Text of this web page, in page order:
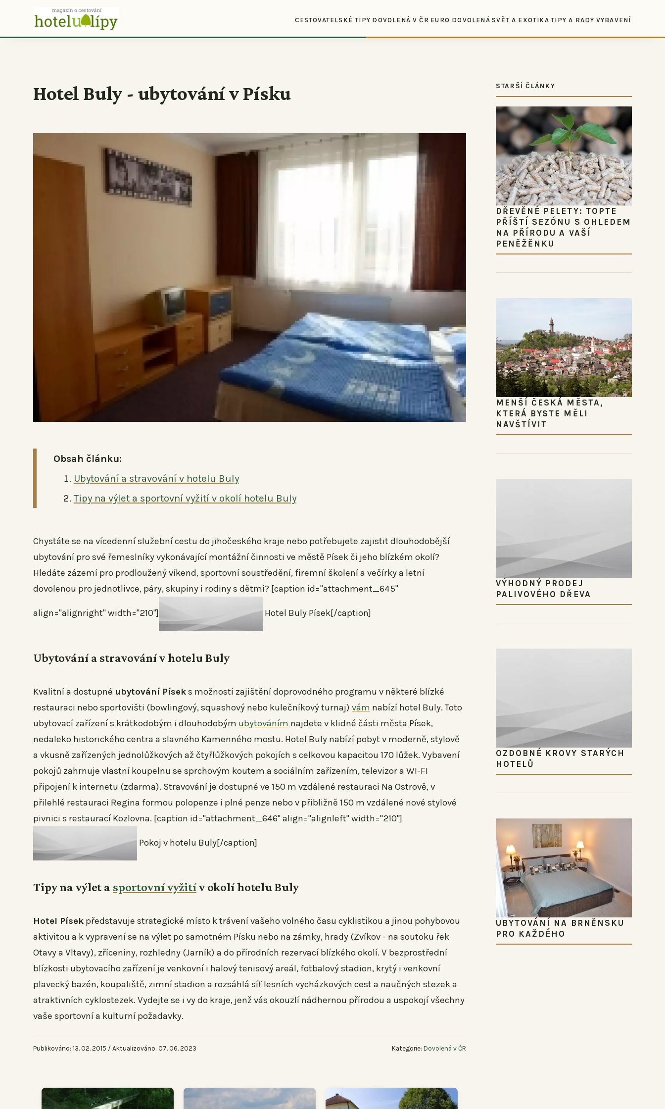
CESTOVATELSKÉ TIPY DOVOLENÁ V ČR EURO DOVOLENÁ SVĚT A EXOTIKA TIPY A RADY VYBAVENÍ
Hotel Buly - ubytování v Písku
Obsah článku:
Ubytování a stravování v hotelu Buly
Tipy na výlet a sportovní vyžití v okolí hotelu Buly
Chystáte se na vícedenní služební cestu do jihočeského kraje nebo potřebujete zajistit dlouhodobější
ubytování pro své řemeslníky vykonávající montážní činnosti ve městě Písek či jeho blízkém okolí?
Hledáte zázemí pro prodloužený víkend, sportovní soustředění, firemní školení a večírky a letní
dovolenou pro jednotlivce, páry, skupiny i rodiny s dětmi? [caption id="attachment_645"
align="alignright" width="210"] Hotel Buly Písek[/caption]
Ubytování a stravování v hotelu Buly
Kvalitní a dostupné ubytování Píseks možností zajištění doprovodného programu v některé blízké
restauraci nebo sportovišti (bowlingový, squashový nebo kulečníkový turnaj) vám nabízí hotel Buly. Toto
ubytovací zařízení s krátkodobým i dlouhodobým ubytováním najdete v klidné části města Písek,
nedaleko historického centra a slavného Kamenného mostu. Hotel Buly nabízí pobyt v moderně, stylově
a vkusně zařízených jednolůžkových až čtyřlůžkových pokojích s celkovou kapacitou 170 lůžek. Vybavení
pokojů zahrnuje vlastní koupelnu se sprchovým koutem a sociálním zařízením, televizor a WI-FI
připojení k internetu (zdarma). Stravování je dostupné ve 150 m vzdálené restauraci Na Ostrově, v
přilehlé restauraci Regina formou polopenze i plné penze nebo v přibližně 150 m vzdálené nové stylové
pivnici s restaurací Kozlovna. [caption id="attachment_646" align="alignleft" width="210"]
Pokoj v hotelu Buly[/caption]
Tipy na výlet a sportovní vyžitív okolí hotelu Buly
Hotel Písek představuje strategické místo k trávení vašeho volného času cyklistikou a jinou pohybovou
aktivitou a k vypravení se na výlet po samotném Písku nebo na zámky, hrady (Zvíkov - na soutoku řek
Otavy a Vltavy), zříceniny, rozhledny (Jarník) a do přírodních rezervací blízkého okolí. V bezprostřední
blízkosti ubytovacího zařízení je venkovní i halový tenisový areál, fotbalový stadion, krytý i venkovní
plavecký bazén, koupaliště, zimní stadion a rozsáhlá síť lesních vycházkových cest a naučných stezek a
atraktivních cyklostezek. Vydejte se i vy do kraje, jenž vás okouzlí nádhernou přírodou a uspokojí všechny
vaše sportovní a kulturní požadavky.
Publikováno: 13. 02. 2015 / Aktualizováno: 07. 06. 2023 Kategorie: Dovolená v ČR
STARŠÍ ČLÁNKY
DŘEVĚNÉ PELETY: TOPTE
PŘÍŠTÍ SEZÓNU S OHLEDEM
NA PŘÍRODU A VAŠÍ
PENĚŽĚNKU
MENŠÍ ČESKÁ MĚSTA,
KTERÁ BYSTE MĚLI
NAVŠTÍVIT
VÝHODNÝ PRODEJ
PALIVOVÉHO DŘEVA
OZDOBNÉ KROVY STARÝCH
HOTELŮ
UBYTOVÁNÍ NA BRNĚNSKU
PRO KAŽDÉHO